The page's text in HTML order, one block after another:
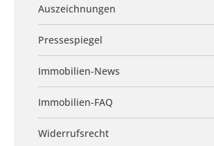
Auszeichnungen
Pressespiegel
Immobilien-News
Immobilien-FAQ
Widerrufsrecht